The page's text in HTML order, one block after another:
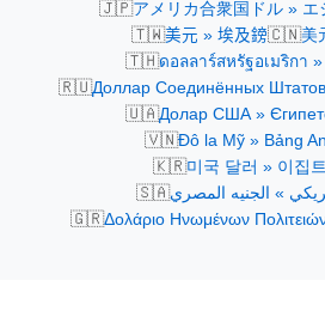
🇯🇵アメリカ合衆国ドル » エ
🇹🇼美元 » 埃及鎊🇨🇳美
🇹🇭ดอลลาร์สหรัฐอเมริกา
🇷🇺Доллар Соединённых
🇺🇦Долар США »
🇻🇳Đô la Mỹ » Bảng
🇰🇷미국 달러 » 이집
🇸🇦» الجنيه المصري
🇬🇷Δολάριο Ηνωμένων